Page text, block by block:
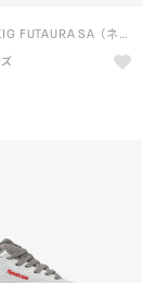
ジグ フタウラ / ZIG FUTAURA SA （ネイビー）